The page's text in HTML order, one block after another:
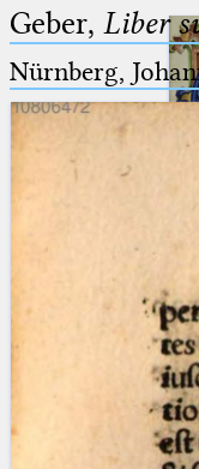
(the underscore)
for exactly one
(the percent sign)
placeholder for
than one
Geber, Liber
Nürnberg,